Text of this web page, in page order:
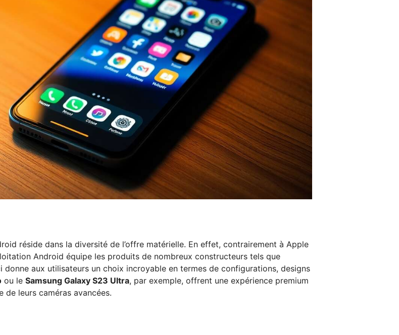
réside dans la diversité de l’offre matérielle. En effet, contrairement à Apple
Android équipe les produits de nombreux constructeurs tels que
donne aux utilisateurs un choix incroyable en termes de configurations, designs
ou le Samsung Galaxy S23 Ultra, par exemple, offrent une expérience premium
de leurs caméras avancées.